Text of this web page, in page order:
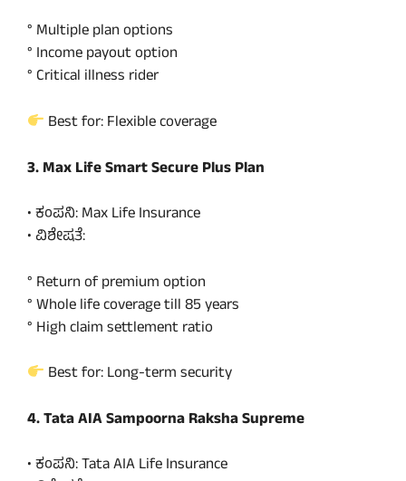
° Multiple plan options
° Income payout option
° Critical illness rider
Best for: Flexible coverage
3. Max Life Smart Secure Plus Plan
• ಕಂಪನಿ: Max Life Insurance
• ವಿಶೇಷತೆ:
° Return of premium option
° Whole life coverage till 85 years
° High claim settlement ratio
Best for: Long-term security
4. Tata AIA Sampoorna Raksha Supreme
• ಕಂಪನಿ: Tata AIA Life Insurance